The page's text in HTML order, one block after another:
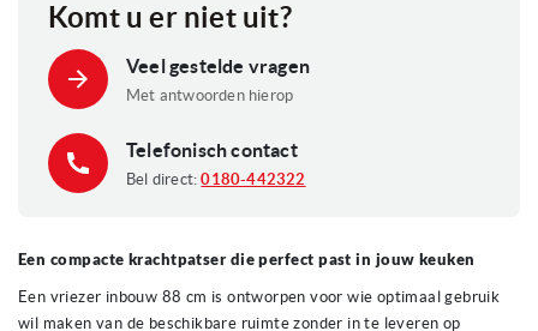
Komt u er niet uit?
Veel gestelde vragen
Met antwoorden hierop
Telefonisch contact
Bel direct:0180-442322
Een compacte krachtpatser die perfect past in jouw keuken
Een vriezer inbouw 88 cm is ontworpen voor wie optimaal gebruik
wil maken van de beschikbare ruimte zonder in te leveren op